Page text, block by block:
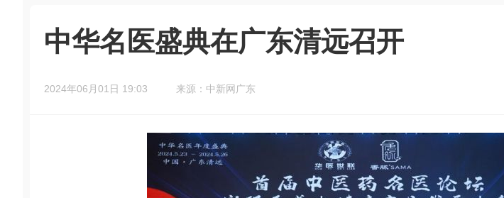
中华名医盛典在广东清远召开
2024年06月01日 19:03 来源：中新网广东